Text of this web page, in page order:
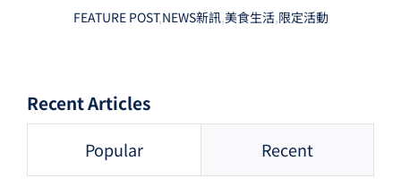
FEATURE POST,NEWS新訊,美食生活,限定活動
Recent Articles
Popular Recent